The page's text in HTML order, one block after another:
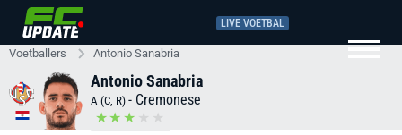
LIVE VOETBAL
Voetballers Antonio Sanabria
Antonio Sanabria
A (C, R) - Cremonese